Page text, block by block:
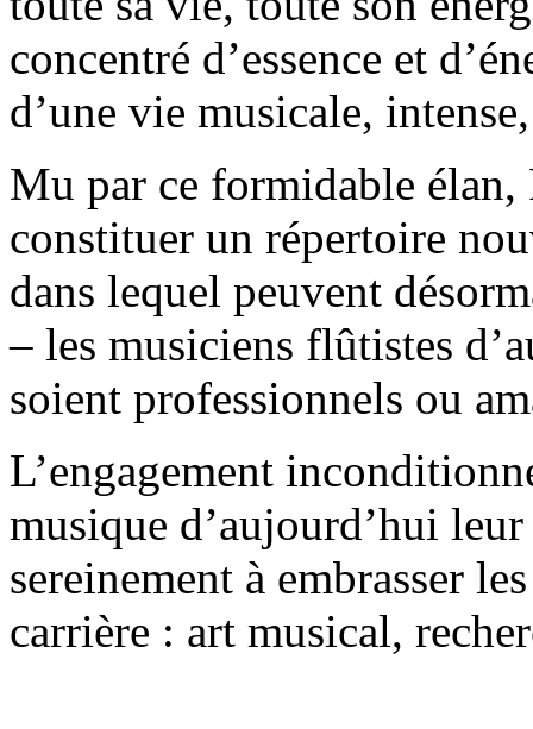
concentré d’essence et
d’une vie musicale,
Mu par ce formidable élan,
constituer un répertoire
dans lequel peuvent
– les musiciens flûtistes
soient professionnels ou
L’engagement
musique d’aujourd’hui
sereinement à embrasser
carrière : art musical,